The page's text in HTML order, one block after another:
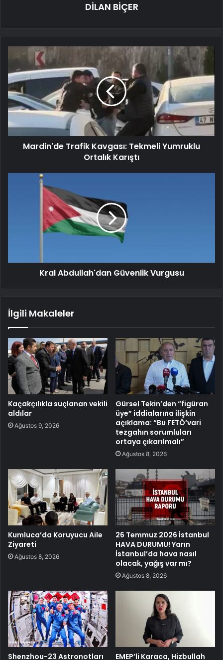
DİLAN BİÇER
Mardin'de Trafik Kavgası: Tekmeli Yumruklu
Ortalık Karıştı
Kral Abdullah'dan Güvenlik Vurgusu
İlgili Makaleler
Kaçakçılıkla suçlanan vekili
aldılar
Ağustos 9, 2026
Gürsel Tekin’den “figüran
üye” iddialarına ilişkin
açıklama: “Bu FETÖ’vari
tezgahın sorumluları
ortaya çıkarılmalı”
Ağustos 8, 2026
Kumluca’da Koruyucu Aile
Ziyareti
Ağustos 8, 2026
26 Temmuz 2026 İstanbul
HAVA DURUMU! Yarın
İstanbul’da hava nasıl
olacak, yağış var mı?
Ağustos 8, 2026
Shenzhou-23 Astronotları EMEP’li Karaca, Hizbullah